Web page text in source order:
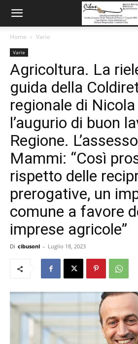
Home Varie
Varie
Agricoltura. La
guida della
regionale di
l’augurio di buon
Regione.
Mammi: “Così
rispetto delle
prerogative, un
comune a favore
imprese agricole”
Di cibusonl - Luglio 18, 2023